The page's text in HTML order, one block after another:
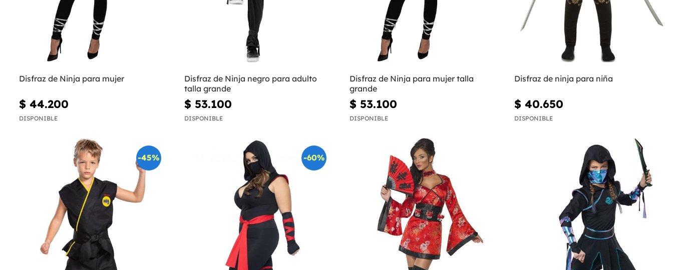
Disfraz de Ninja para mujer
$ 44.200
DISPONIBLE
Disfraz de Ninja negro para adulto
talla grande
$ 53.100
DISPONIBLE
Disfraz de Ninja para mujer talla
grande
$ 53.100
DISPONIBLE
Disfraz de ninja para niña
$ 40.650
DISPONIBLE
-45% -60%